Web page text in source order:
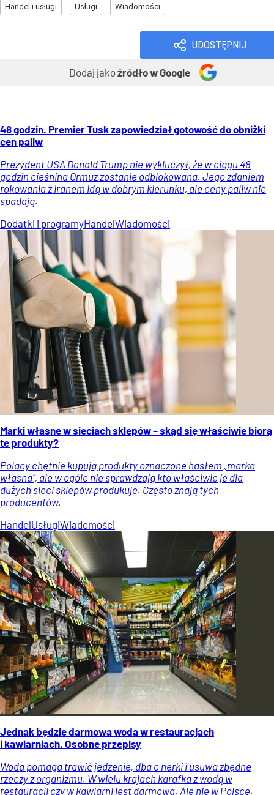
Handel i usługi Usługi Wiadomości
UDOSTĘPNIJ
Dodaj jakoźródło w Google
48 godzin. Premier Tusk zapowiedział gotowość do obniżki
cen paliw
Prezydent USA Donald Trump nie wykluczył, że w ciągu 48
godzin cieśnina Ormuz zostanie odblokowana. Jego zdaniem
rokowania z Iranem idą w dobrym kierunku, ale ceny paliw nie
spadają.
Dodatki i programyHandelWiadomości
Marki własne w sieciach sklepów – skąd się właściwie biorą
te produkty?
Polacy chętnie kupują produkty oznaczone hasłem „marka
własna”, ale w ogóle nie sprawdzają kto właściwie je dla
dużych sieci sklepów produkuje. Często znają tych
producentów.
HandelUsługiWiadomości
Jednak będzie darmowa woda w restauracjach
i kawiarniach. Osobne przepisy
Woda pomaga trawić jedzenie, dba o nerki i usuwa zbędne
rzeczy z organizmu. W wielu krajach karafka z wodą w
restauracji czy w kawiarni jest darmowa. Ale nie w Polsce.